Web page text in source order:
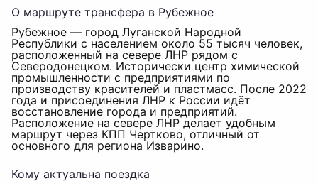
О маршруте трансфера в Рубежное
Рубежное — город Луганской Народной
Республики с населением около 55 тысяч человек,
расположенный на севере ЛНР рядом с
Северодонецком. Исторически центр химической
промышленности с предприятиями по
производству красителей и пластмасс. После 2022
года и присоединения ЛНР к России идёт
восстановление города и предприятий.
Расположение на севере ЛНР делает удобным
маршрут через КПП Чертково, отличный от
основного для региона Изварино.
Кому актуальна поездка